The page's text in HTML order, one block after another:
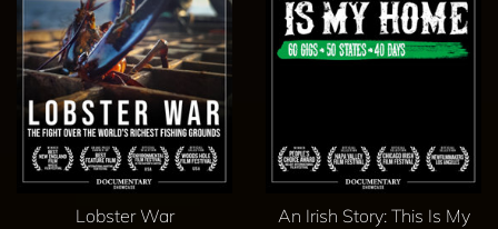
Lobster War
An Irish Story: This Is My